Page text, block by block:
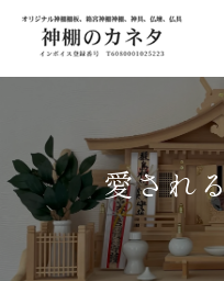
愛され